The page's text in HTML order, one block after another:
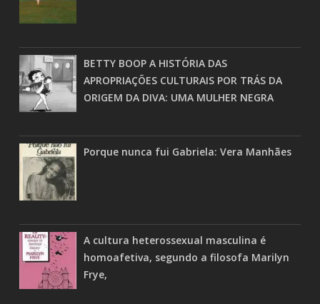
BETTY BOOP A HISTÓRIA DAS
APROPRIAÇÕES CULTURAIS POR TRÁS DA
ORIGEM DA DIVA: UMA MULHER NEGRA
Porque nunca fui Gabriela: Vera Manhães
A cultura heterossexual masculina é
homoafetiva, segundo a filosofa Marilyn
Frye,